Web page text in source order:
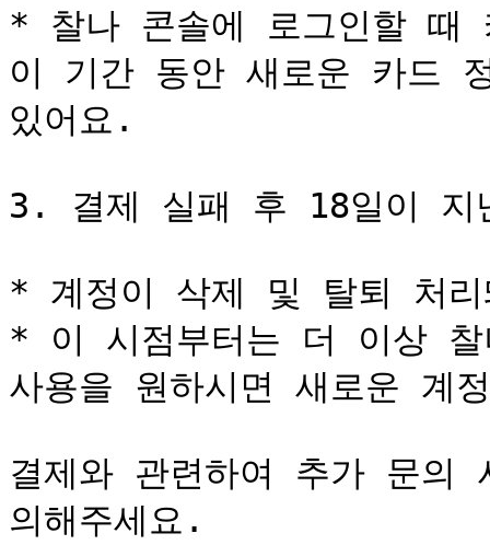
* 찰나 콘솔에 로그인할 때
이 기간 동안 새로운 카드
있어요.
3. 결제 실패 후 18일이
* 계정이 삭제 및 탈퇴 처
* 이 시점부터는 더 이상
사용을 원하시면 새로운 계
결제와 관련하여 추가 문의
의해주세요.